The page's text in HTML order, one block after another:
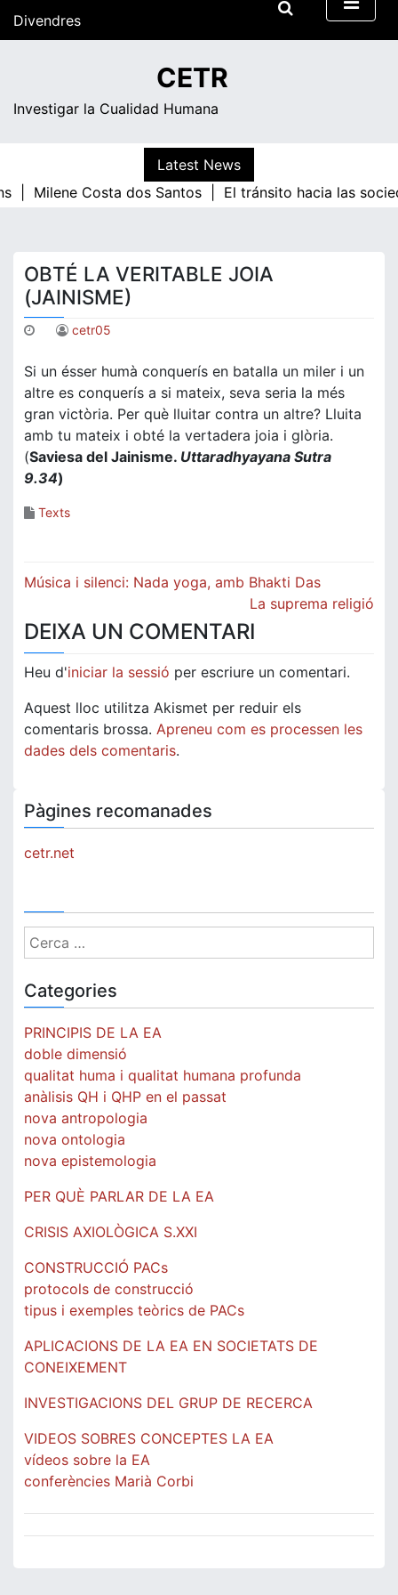
Divendres
CETR
Investigar la Cualidad Humana
Latest News
|
Milene Costa dos Santos | El tránsito hacia las
OBTÉ LA VERITABLE JOIA
(JAINISME)
cetr05
Si un ésser humà conquerís en batalla un miler i un
altre es conquerís a si mateix, seva seria la més
gran victòria. Per què lluitar contra un altre? Lluita
amb tu mateix i obté la vertadera joia i glòria.
(Saviesa del Jainisme. Uttaradhyayana Sutra
9.34)
Texts
Navegació
Música i silenci: Nada yoga, amb Bhakti Das
La suprema religió
DEIXA UN COMENTARI
Heu d'iniciar la sessió per escriure un comentari.
Aquest lloc utilitza Akismet per reduir els
comentaris brossa. Apreneu com es processen les
dades dels comentaris.
Pàgines recomanades
cetr.net
Cerca:
Categories
PRINCIPIS DE LA EA
doble dimensió
qualitat huma i qualitat humana profunda
anàlisis QH i QHP en el passat
nova antropologia
nova ontologia
nova epistemologia
PER QUÈ PARLAR DE LA EA
CRISIS AXIOLÒGICA S.XXI
CONSTRUCCIÓ PACs
protocols de construcció
tipus i exemples teòrics de PACs
APLICACIONS DE LA EA EN SOCIETATS DE
CONEIXEMENT
INVESTIGACIONS DEL GRUP DE RECERCA
VIDEOS SOBRES CONCEPTES LA EA
vídeos sobre la EA
conferències Marià Corbi